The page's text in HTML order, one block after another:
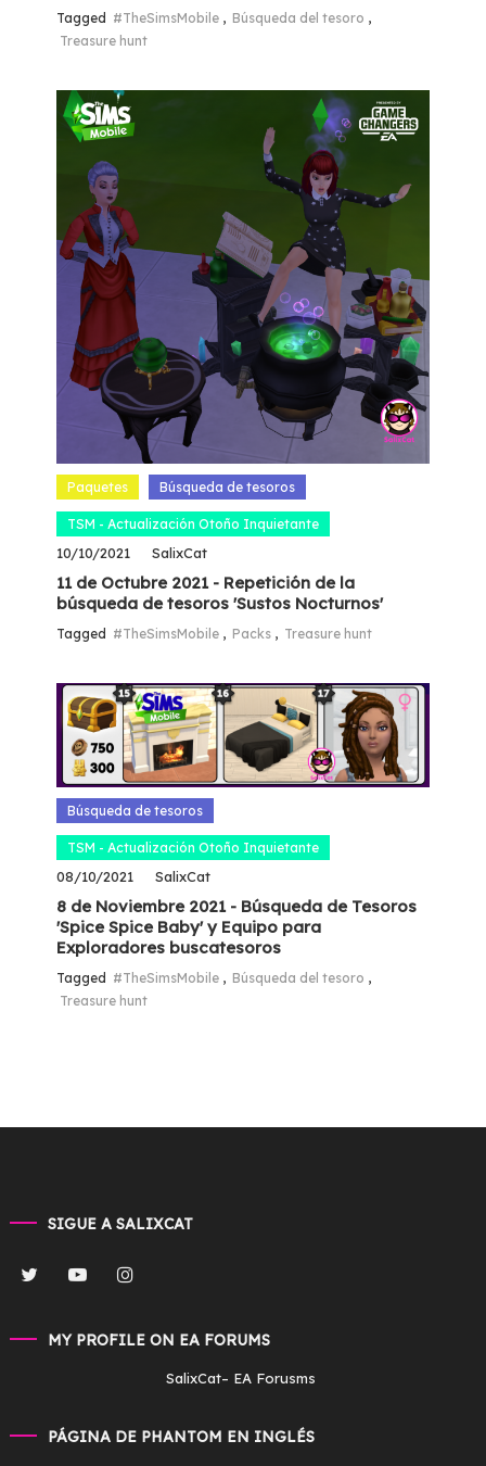
Tagged #TheSimsMobile , Búsqueda del tesoro ,
Treasure hunt
Paquetes Búsqueda de tesoros
TSM - Actualización Otoño Inquietante
10/10/2021 SalixCat
11 de Octubre 2021 - Repetición de la
búsqueda de tesoros 'Sustos Nocturnos'
Tagged #TheSimsMobile , Packs , Treasure hunt
Búsqueda de tesoros
TSM - Actualización Otoño Inquietante
08/10/2021 SalixCat
8 de Noviembre 2021 - Búsqueda de Tesoros
'Spice Spice Baby' y Equipo para
Exploradores buscatesoros
Tagged #TheSimsMobile , Búsqueda del tesoro ,
Treasure hunt
SIGUE A SALIXCAT
MY PROFILE ON EA FORUMS
SalixCat– EA Forusms
PÁGINA DE PHANTOM EN INGLÉS